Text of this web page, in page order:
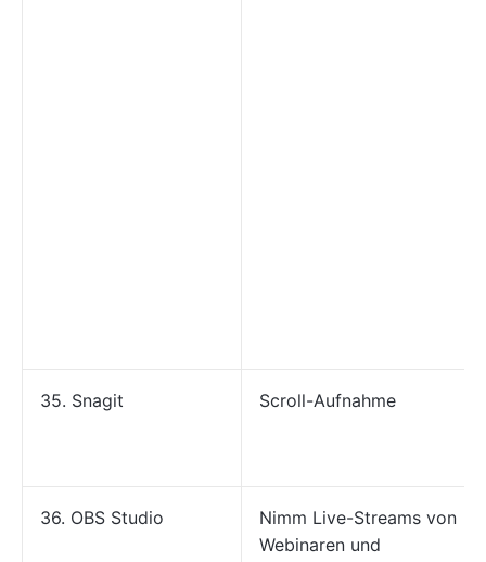
35. Snagit Scroll-Aufnahme
36. OBS Studio
Nimm Live-Streams von
Webinaren und